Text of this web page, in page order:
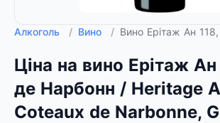
Алкоголь / Вино / Вино Ерітаж Ан
Ціна на вино Ерітаж Ан
де Нарбонн / Heritage
Coteaux de Narbonne,